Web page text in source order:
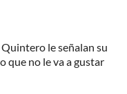
le señalan su
que no le va a gustar